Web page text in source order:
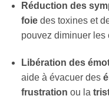
Réduction des
foiedes toxines et
pouvez diminuer les
Libération des
aide à évacuer des
frustration ou la